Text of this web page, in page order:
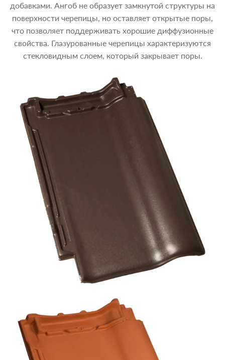
добавками. Ангоб не образует замкнутой структуры на
поверхности черепицы, но оставляет открытые поры,
что позволяет поддерживать хорошие диффузионные
свойства. Глазурованные черепицы характеризуются
стекловидным слоем, который закрывает поры.